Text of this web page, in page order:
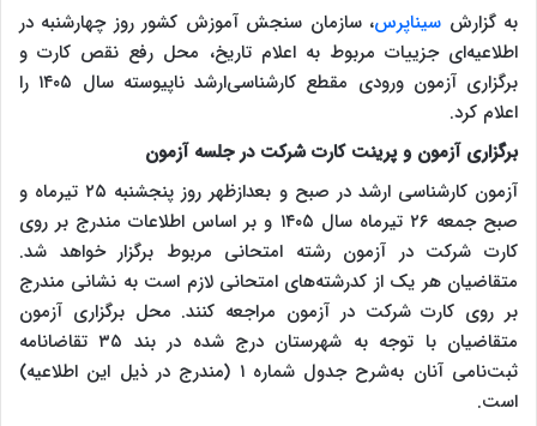
به گزارش سیناپرس، سازمان سنجش آموزش کشور روز چهارشنبه در
اطلاعیه‌ای جزییات مربوط به اعلام تاریخ‌، محل‌ رفع نقص کارت و
برگزاری‌ آزمون‌ ورودی مقطع کارشناسی‌ارشد ناپیوسته‌ سال‌ ۱۴۰۵ را
اعلام کرد.
برگزاری آزمون و پرینت کارت شرکت در جلسه آزمون
آزمون کارشناسی ارشد در صبح و بعدازظهر روز پنجشنبه ۲۵ تیرماه و
صبح جمعه ۲۶ تیرماه سال ۱۴۰۵ و بر اساس اطلاعات مندرج بر روی
کارت شرکت در آزمون رشته امتحانی مربوط برگزار خواهد شد.
متقاضیان هر یک‌ از کدرشته‌های امتحانی‌ لازم‌ است‌ به نشانی مندرج
بر روی کارت شرکت در آزمون مراجعه کنند. محل برگزاری آزمون
متقاضیان با توجه به شهرستان درج شده در بند ۳۵ تقاضانامه
ثبت‌نامی آنان به‌شرح جدول شماره ۱ (مندرج در ذیل این اطلاعیه)
است.